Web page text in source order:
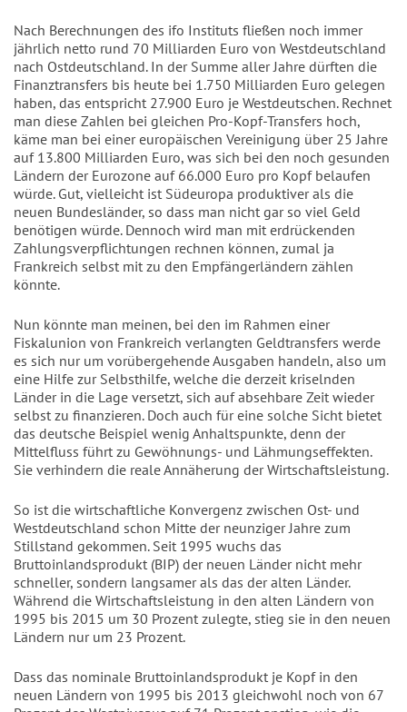
Nach Berechnungen des ifo Instituts fließen noch immer
jährlich netto rund 70 Milliarden Euro von Westdeutschland
nach Ostdeutschland. In der Summe aller Jahre dürften die
Finanztransfers bis heute bei 1.750 Milliarden Euro gelegen
haben, das entspricht 27.900 Euro je Westdeutschen. Rechnet
man diese Zahlen bei gleichen Pro-Kopf-Transfers hoch,
käme man bei einer europäischen Vereinigung über 25 Jahre
auf 13.800 Milliarden Euro, was sich bei den noch gesunden
Ländern der Eurozone auf 66.000 Euro pro Kopf belaufen
würde. Gut, vielleicht ist Südeuropa produktiver als die
neuen Bundesländer, so dass man nicht gar so viel Geld
benötigen würde. Dennoch wird man mit erdrückenden
Zahlungsverpflichtungen rechnen können, zumal ja
Frankreich selbst mit zu den Empfängerländern zählen
könnte.
Nun könnte man meinen, bei den im Rahmen einer
Fiskalunion von Frankreich verlangten Geldtransfers werde
es sich nur um vorübergehende Ausgaben handeln, also um
eine Hilfe zur Selbsthilfe, welche die derzeit kriselnden
Länder in die Lage versetzt, sich auf absehbare Zeit wieder
selbst zu finanzieren. Doch auch für eine solche Sicht bietet
das deutsche Beispiel wenig Anhaltspunkte, denn der
Mittelfluss führt zu Gewöhnungs- und Lähmungseffekten.
Sie verhindern die reale Annäherung der Wirtschaftsleistung.
So ist die wirtschaftliche Konvergenz zwischen Ost- und
Westdeutschland schon Mitte der neunziger Jahre zum
Stillstand gekommen. Seit 1995 wuchs das
Bruttoinlandsprodukt (BIP) der neuen Länder nicht mehr
schneller, sondern langsamer als das der alten Länder.
Während die Wirtschaftsleistung in den alten Ländern von
1995 bis 2015 um 30 Prozent zulegte, stieg sie in den neuen
Ländern nur um 23 Prozent.
Dass das nominale Bruttoinlandsprodukt je Kopf in den
neuen Ländern von 1995 bis 2013 gleichwohl noch von 67